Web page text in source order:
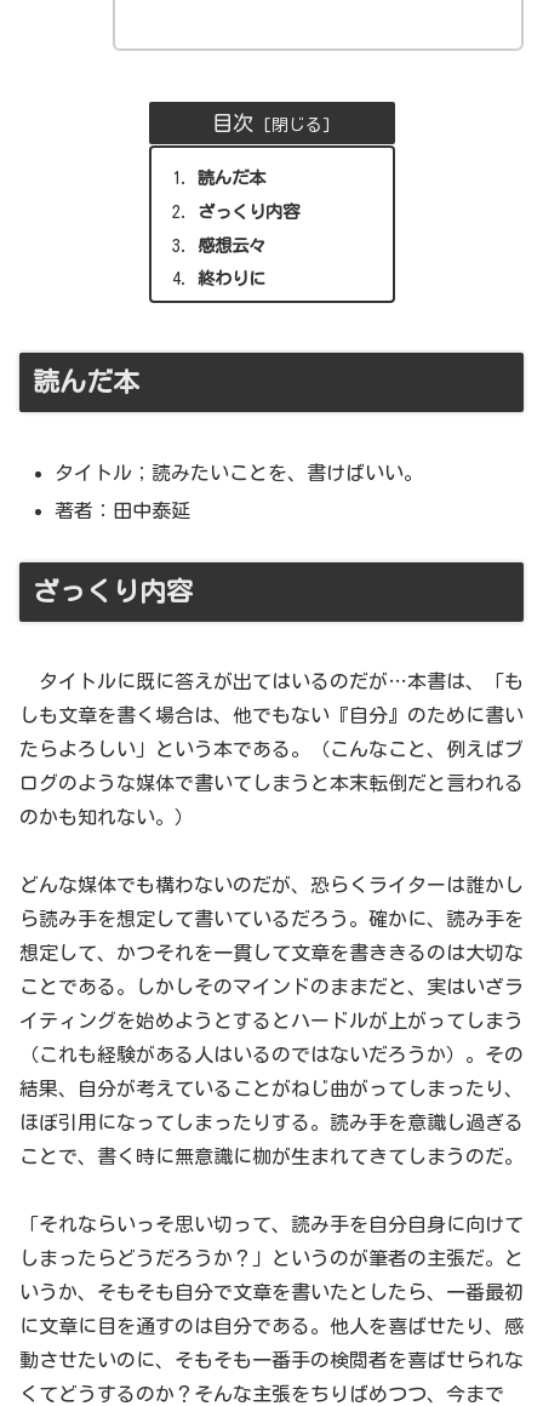
目次
読んだ本
ざっくり内容
感想云々
終わりに
読んだ本
タイトル；読みたいことを、書けばいい。
著者：田中泰延
ざっくり内容
タイトルに既に答えが出てはいるのだが…本書は、「も
しも文章を書く場合は、他でもない『自分』のために書い
たらよろしい」という本である。（こんなこと、例えばブ
ログのような媒体で書いてしまうと本末転倒だと言われる
のかも知れない。）
どんな媒体でも構わないのだが、恐らくライターは誰かし
ら読み手を想定して書いているだろう。確かに、読み手を
想定して、かつそれを一貫して文章を書ききるのは大切な
ことである。しかしそのマインドのままだと、実はいざラ
イティングを始めようとするとハードルが上がってしまう
（これも経験がある人はいるのではないだろうか）。その
結果、自分が考えていることがねじ曲がってしまったり、
ほぼ引用になってしまったりする。読み手を意識し過ぎる
ことで、書く時に無意識に枷が生まれてきてしまうのだ。
「それならいっそ思い切って、読み手を自分自身に向けて
しまったらどうだろうか？」というのが筆者の主張だ。と
いうか、そもそも自分で文章を書いたとしたら、一番最初
に文章に目を通すのは自分である。他人を喜ばせたり、感
動させたいのに、そもそも一番手の検閲者を喜ばせられな
くてどうするのか？そんな主張をちりばめつつ、今まで